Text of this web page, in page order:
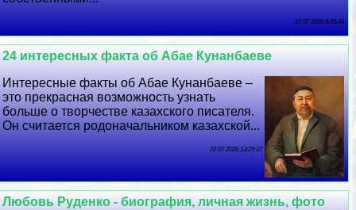
23 07 2026 8:45:44
24 интересных факта об Абае Кунанбаеве
Интересные факты об Абае Кунанбаеве –
это прекрасная возможность узнать
больше о творчестве казахского писателя.
Он считается родоначальником казахской...
22 07 2026 13:29:37
Любовь Руденко - биография, личная жизнь, фото